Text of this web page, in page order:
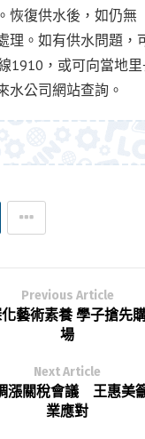
恢復供水後，如仍無
理。如有供水問題，
1910，或可向當地
水公司網站查詢。
Previous Article
藝術素養 學子搶先
場
Next Article
漲關稅會議 王惠美
業應對